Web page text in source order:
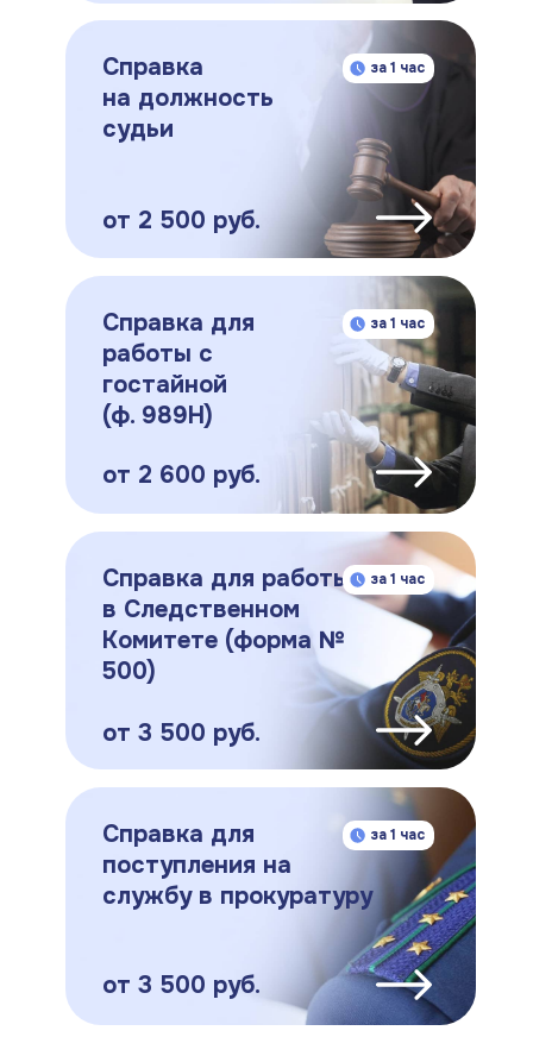
Справка
на должность
судьи
от 2 500 руб.
за 1 час
Справка для
работы с
гостайной
(ф. 989Н)
от 2 600 руб.
за 1 час
Справка для работы
в Следственном
Комитете (форма №
500)
от 3 500 руб.
за 1 час
Справка для
поступления на
службу в прокуратуру
от 3 500 руб.
за 1 час